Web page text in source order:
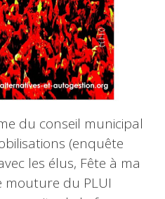
du conseil municipal
(enquête
les élus, Fête à ma
mouture du PLUI